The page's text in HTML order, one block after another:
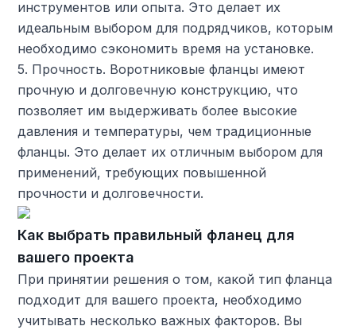
инструментов или опыта. Это делает их
идеальным выбором для подрядчиков, которым
необходимо сэкономить время на установке.
5. Прочность. Воротниковые фланцы имеют
прочную и долговечную конструкцию, что
позволяет им выдерживать более высокие
давления и температуры, чем традиционные
фланцы. Это делает их отличным выбором для
применений, требующих повышенной
прочности и долговечности.
Как выбрать правильный фланец для
вашего проекта
При принятии решения о том, какой тип фланца
подходит для вашего проекта, необходимо
учитывать несколько важных факторов. Вы